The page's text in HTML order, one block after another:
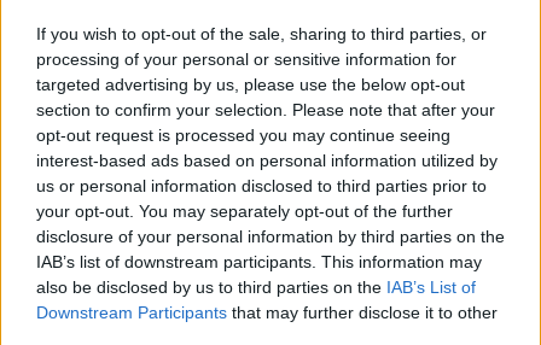
If you wish to opt-out of the sale, sharing to third parties, or
processing of your personal or sensitive information for
targeted advertising by us, please use the below opt-out
section to confirm your selection. Please note that after your
opt-out request is processed you may continue seeing
interest-based ads based on personal information utilized by
us or personal information disclosed to third parties prior to
your opt-out. You may separately opt-out of the further
disclosure of your personal information by third parties on the
IAB’s list of downstream participants. This information may
also be disclosed by us to third parties on the IAB’s List of
Downstream Participants that may further disclose it to other
Raysin öntvények a karácsonyi
dekorációban